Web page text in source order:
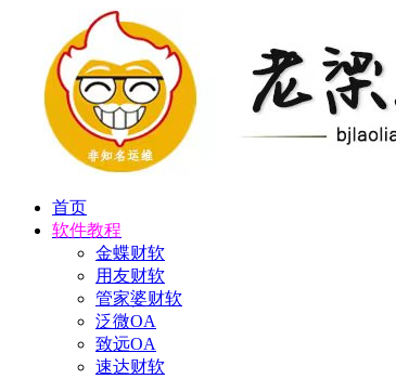
首页
软件教程
金蝶财软
用友财软
管家婆财软
泛微OA
致远OA
速达财软